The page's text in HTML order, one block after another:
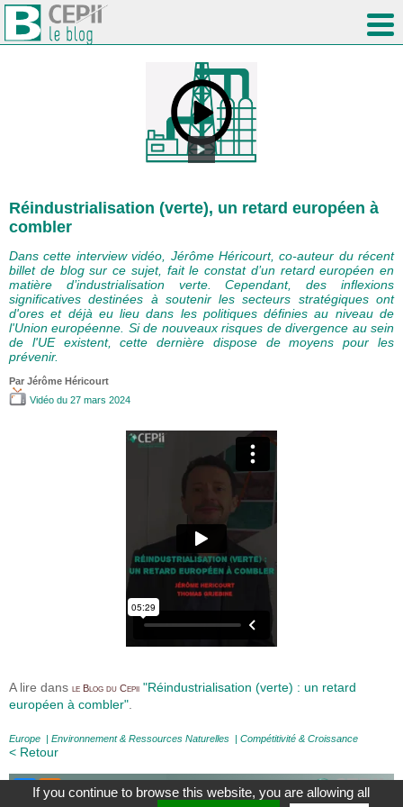
Réindustrialisation (verte), un retard européen à
combler
Dans cette interview vidéo, Jérôme Héricourt, co-auteur du récent
billet de blog sur ce sujet, fait le constat d’un retard européen en
matière d’industrialisation verte. Cependant, des inflexions
significatives destinées à soutenir les secteurs stratégiques ont
d'ores et déjà eu lieu dans les politiques définies au niveau de
l'Union européenne. Si de nouveaux risques de divergence au sein
de l'UE existent, cette dernière dispose de moyens pour les
prévenir.
Par Jérôme Héricourt
Vidéo du 27 mars 2024
A lire dans le Blog du Cepii "Réindustrialisation (verte) : un retard
européen à combler"
Europe | Environnement & Ressources Naturelles | Compétitivité & Croissance
< Retour
If you continue to browse this website, you are allowing all